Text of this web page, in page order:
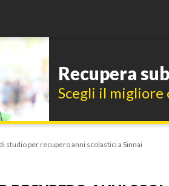
Recupera
Scegli il migliore
studio per recupero anni scolastici a Sinnai